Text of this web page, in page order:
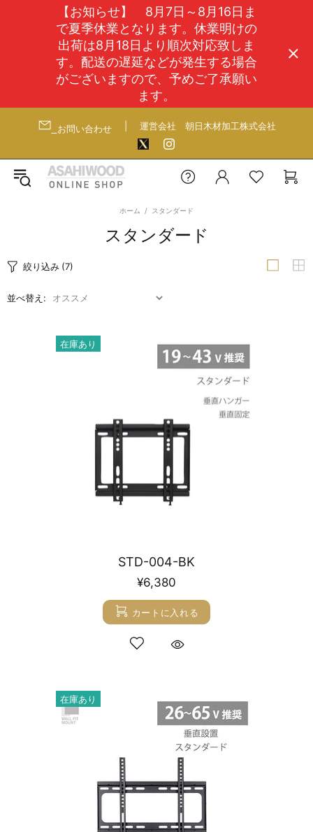
【お知らせ】 8月7日～8月16日ま
で夏季休業となります。休業明けの
出荷は8月18日より順次対応致しま
す。配送の遅延などが発生する場合
がございますので、予めご了承願い
ます。
お問い合わせ 運営会社 朝日木材加工株式会社
ホーム スタンダード
スタンダード
絞り込み (7)
並べ替え:
在庫あり
STD-004-BK
¥6,380
カートに入れる
在庫あり